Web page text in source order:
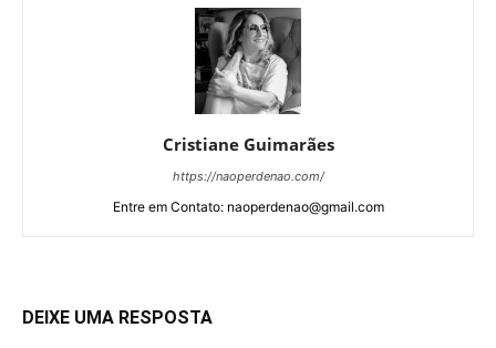
Cristiane Guimarães
https://naoperdenao.com/
Entre em Contato: naoperdenao@gmail.com
DEIXE UMA RESPOSTA